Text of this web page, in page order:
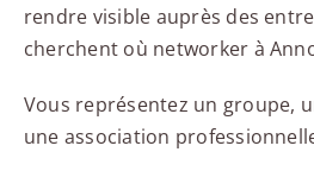
rendre visible auprès des
cherchent où networker à
Vous représentez un groupe,
une association